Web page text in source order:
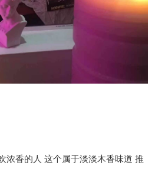
浓香的人 这个属于淡淡木香味道 推